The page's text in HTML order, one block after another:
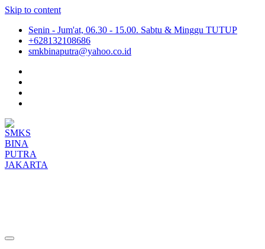
Skip to content
Senin - Jum'at, 06.30 - 15.00. Sabtu & Minggu TUTUP
+628132108686
smkbinaputra@yahoo.co.id